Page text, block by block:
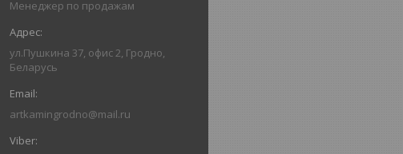
Менеджер по продажам
ул.Пушкина 37, офис 2, Гродно,
Беларусь
artkamingrodno@mail.ru